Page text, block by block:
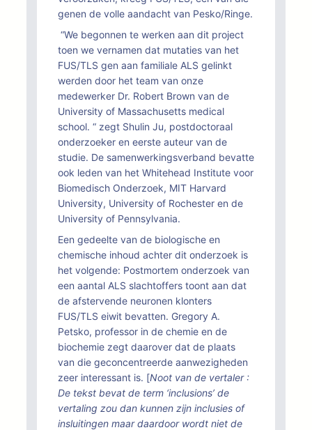
genen de volle aandacht van Pesko/Ringe.
“We begonnen te werken aan dit project
toen we vernamen dat mutaties van het
FUS/TLS gen aan familiale ALS gelinkt
werden door het team van onze
medewerker Dr. Robert Brown van de
University of Massachusetts medical
school. “ zegt Shulin Ju, postdoctoraal
onderzoeker en eerste auteur van de
studie. De samenwerkingsverband bevatte
ook leden van het Whitehead Institute voor
Biomedisch Onderzoek, MIT Harvard
University, University of Rochester en de
University of Pennsylvania.
Een gedeelte van de biologische en
chemische inhoud achter dit onderzoek is
het volgende: Postmortem onderzoek van
een aantal ALS slachtoffers toont aan dat
de afstervende neuronen klonters
FUS/TLS eiwit bevatten. Gregory A.
Petsko, professor in de chemie en de
biochemie zegt daarover dat de plaats
van die geconcentreerde aanwezigheden
zeer interessant is. [Noot van de vertaler :
De tekst bevat de term ‘inclusions’ de
vertaling zou dan kunnen zijn inclusies of
insluitingen maar daardoor wordt niet de